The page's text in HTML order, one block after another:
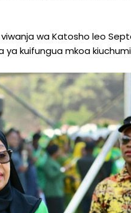
wa Katosho leo
ya kuifungua mkoa